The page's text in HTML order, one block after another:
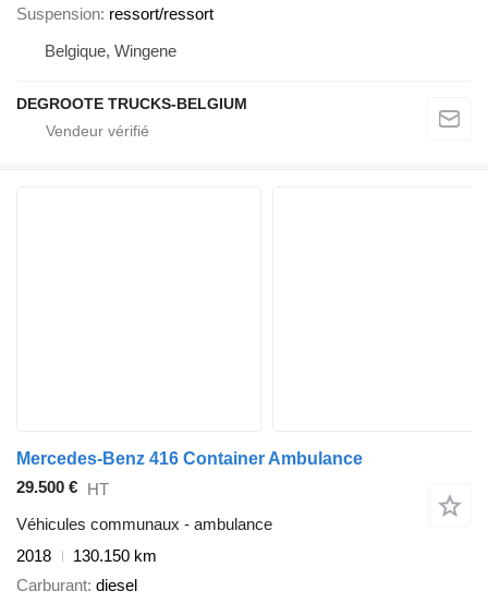
Suspension ressort/ressort
Belgique, Wingene
DEGROOTE TRUCKS-BELGIUM
Mercedes-Benz 416 Container Ambulance
29.500 € HT
Véhicules communaux - ambulance
2018
130.150 km
Carburant diesel